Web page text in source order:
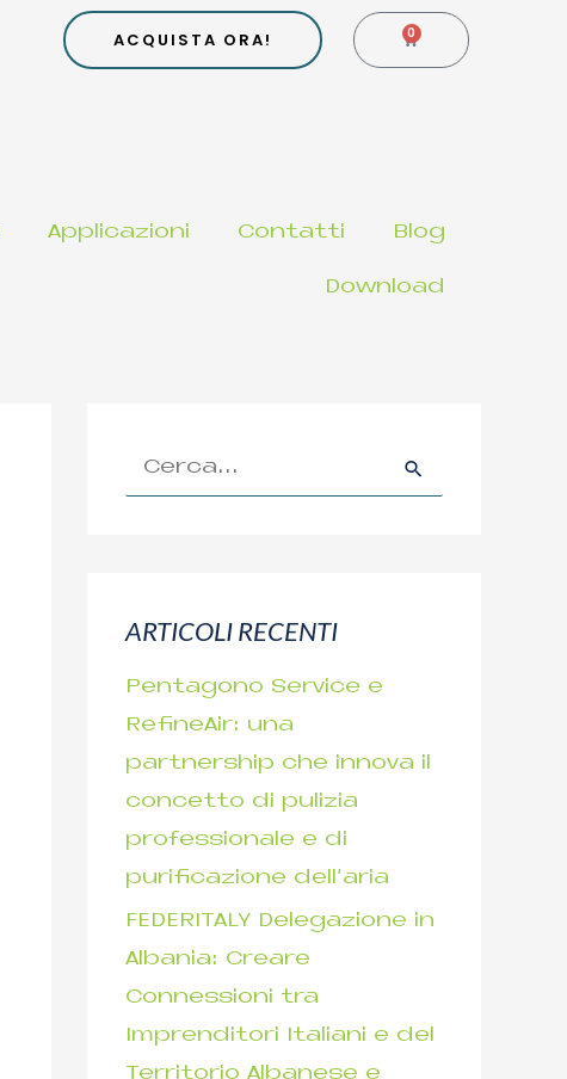
0 CARRELLO
ACQUISTA ORA!
Applicazioni Contatti Blog
Download
a
:
ARTICOLI RECENTI
Pentagono Service e
RefineAir: una
partnership che innova il
concetto di pulizia
professionale e di
purificazione dell’aria
FEDERITALY Delegazione in
Albania: Creare
Connessioni tra
Imprenditori Italiani e del
Territorio Albanese e